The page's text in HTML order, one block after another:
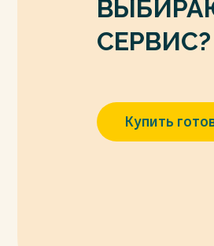
СЕРВИС?
Купить